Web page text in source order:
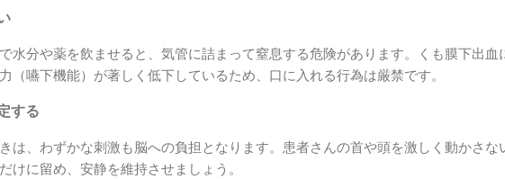
水分や薬を飲ませると、気管に詰まって窒息する危険があります。くも膜下出血
（嚥下機能）が著しく低下しているため、口に入れる行為は厳禁です。
する
は、わずかな刺激も脳への負担となります。患者さんの首や頭を激しく動かさな
けに留め、安静を維持させましょう。